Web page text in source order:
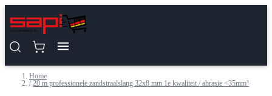
Home
/ 20 m professionele zandstraalslang 32x8 mm 1e kwaliteit / abrasie <35mm³